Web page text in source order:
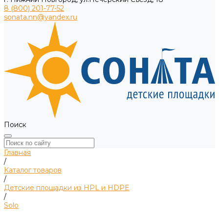
8 (800) 201-77-52
sonata.nn@yandex.ru
Поиск
Главная
/
Каталог товаров
/
Детские площадки из HPL и HDPE
/
Solo